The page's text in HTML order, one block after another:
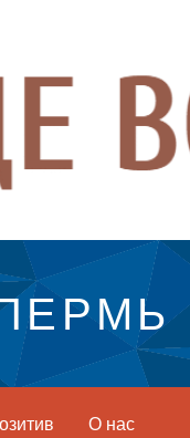
О нас